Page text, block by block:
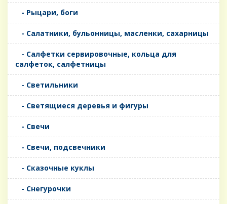
- Рыцари, боги
- Салатники, бульонницы, масленки, сахарницы
- Салфетки сервировочные, кольца для
салфеток, салфетницы
- Светильники
- Светящиеся деревья и фигуры
- Свечи
- Свечи, подсвечники
- Сказочные куклы
- Снегурочки